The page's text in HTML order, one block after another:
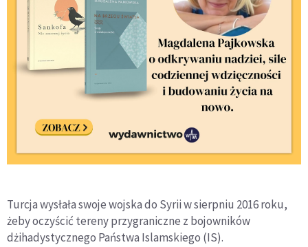
Turcja wysłała swoje wojska do Syrii w sierpniu 2016 roku,
żeby oczyścić tereny przygraniczne z bojowników
dżihadystycznego Państwa Islamskiego (IS).